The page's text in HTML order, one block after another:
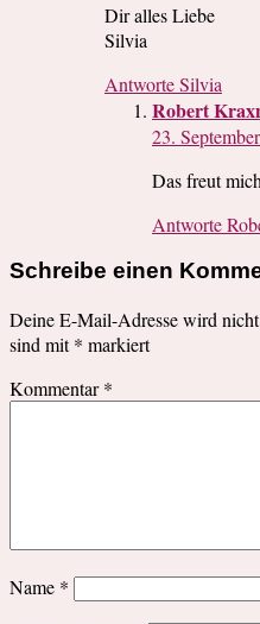
Dir alles Liebe
Silvia
Antworte Silvia
Robert
23.
Das freut
Antworte
Schreibe einen
Deine E-Mail-Adresse wird
sind mit* markiert
Kommentar*
Name *